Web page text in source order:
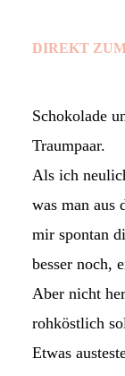
DIREKT
Schokolade
Traumpaar.
Als ich
was man aus
mir spontan
besser noch,
Aber nicht
rohköstlich
Etwas